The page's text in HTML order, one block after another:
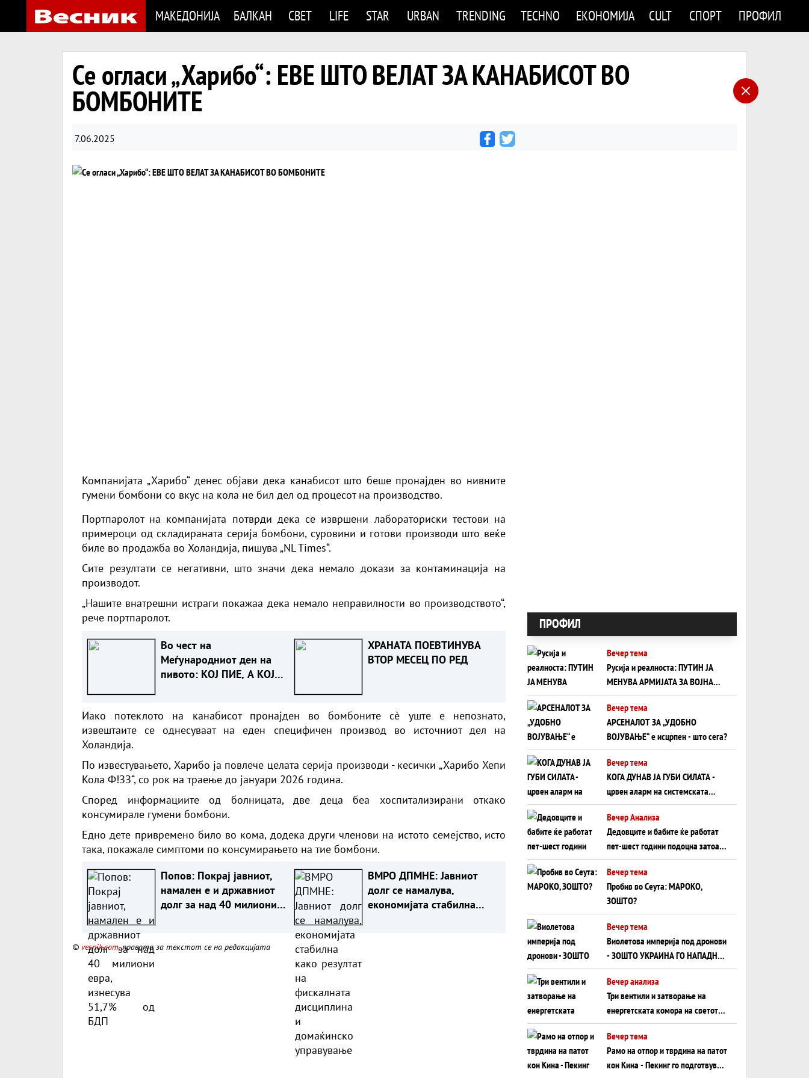
МАКЕДОНИЈА БАЛКАН СВЕТ LIFE STAR URBAN TRENDING TECHNO ЕКОНОМИЈА CULT СПОРТ ПРОФИЛ
Се огласи „Харибо“: ЕВЕ ШТО ВЕЛАТ ЗА КАНАБИСОТ ВО
БОМБОНИТЕ
7.06.2025
Компанијата „Харибо“ денес објави дека канабисот што беше пронајден во нивните
гумени бомбони со вкус на кола не бил дел од процесот на производство.
Портпаролот на компанијата потврди дека се извршени лабораториски тестови на
примероци од складираната серија бомбони, суровини и готови производи што веќе
биле во продажба во Холандија, пишува „NL Times“.
Сите резултати се негативни, што значи дека немало докази за контаминација на
производот.
„Нашите внатрешни истраги покажаа дека немало неправилности во производството“,
рече портпаролот.
Во чест на
Меѓународниот ден на
пивото: КОЈ ПИЕ, А КОЈ
УНИЈА?
ХРАНАТА ПОЕВТИНУВА
ВТОР МЕСЕЦ ПО РЕД
Иако потеклото на канабисот пронајден во бомбоните сè уште е непознато,
извештаите се однесуваат на еден специфичен производ во источниот дел на
Холандија.
По известувањето, Харибо ја повлече целата серија производи - кесички „Харибо Хепи
Кола Ф!ЗЗ“, со рок на траење до јануари 2026 година.
Според информациите од болницата, две деца беа хоспитализирани откако
консумирале гумени бомбони.
Едно дете привремено било во кома, додека други членови на истото семејство, исто
така, покажале симптоми по консумирањето на тие бомбони.
Попов: Покрај јавниот,
намален е и државниот
долг за над 40 милиони
ВМРО ДПМНЕ: Јавниот
долг се намалува,
економијата стабилна
© vesnik.com, правата за текстот се на редакцијата
ПРОФИЛ
Вечер тема
Русија и реалноста: ПУТИН ЈА
МЕНУВА АРМИЈАТА ЗА ВОЈНА
ШТО ОСТАНУВА БЕЗ ФРОНТ
Вечер тема
АРСЕНАЛОТ ЗА „УДОБНО
ВОЈУВАЊЕ“ е исцрпен - што сега?
Вечер тема
КОГА ДУНАВ ЈА ГУБИ СИЛАТА -
црвен аларм на системската
плоча од јужна Германија до
Црното Море...
Вечер Анализа
Дедовците и бабите ќе работат
пет-шест години подоцна затоа
што НЕМААТ ВНУЦИ ДА ГИ
ЗАМЕНАТ
Вечер тема
Пробив во Сеута: МАРОКО,
ЗОШТО?
Вечер тема
Виолетова империја под дронови
- ЗОШТО УКРАИНА ГО НАПАДНА
РУСКИОТ WILDBERRIES
Вечер анализа
Три вентили и затворање на
енергетската комора на светот:
Нападот во Суец најавува
глобален енергетски инфаркт?
Вечер тема
Рамо на отпор и тврдина на патот
кон Кина - Пекинг го подготвува